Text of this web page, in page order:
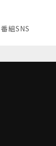
番組SNS